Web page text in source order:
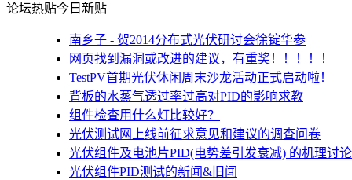
论坛热贴今日新贴
南乡子 - 贺2014分布式光伏研讨会徐锭华参
网页找到漏洞或改进的建议，有重奖！！！！！
TestPV首期光伏休闲周末沙龙活动正式启动啦！
背板的水蒸气透过率过高对PID的影响求教
组件检查用什么灯比较好？
光伏测试网上线前征求意见和建议的调查问卷
光伏组件及电池片PID(电势差引发衰减) 的机理讨论
光伏组件PID测试的新闻&旧闻